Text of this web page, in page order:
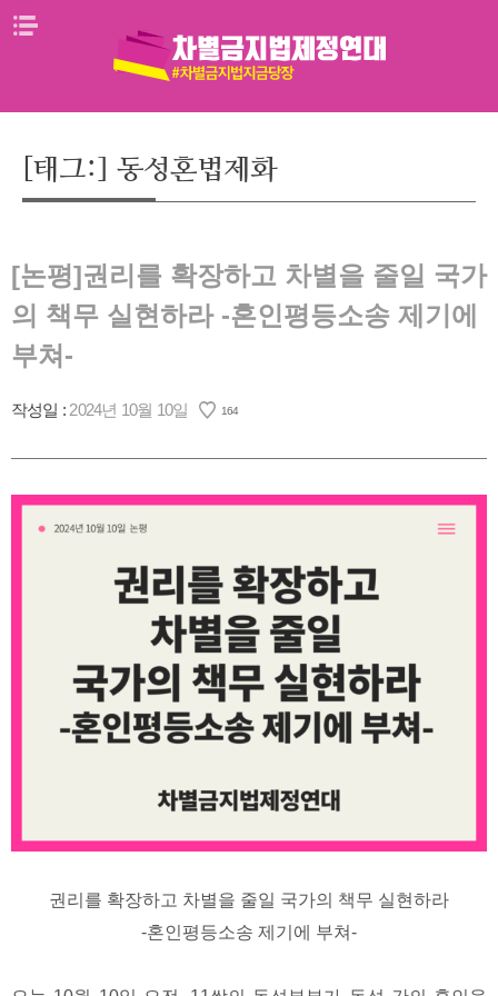
Skip
[태그:] 동성혼법제화
[논평]권리를 확장하고 차별을 줄일 국가
의 책무 실현하라 -혼인평등소송 제기에
부쳐-
작성일 : 2024년 10월 10일 164
권리를 확장하고 차별을 줄일 국가의 책무 실현하라
-혼인평등소송 제기에 부쳐-